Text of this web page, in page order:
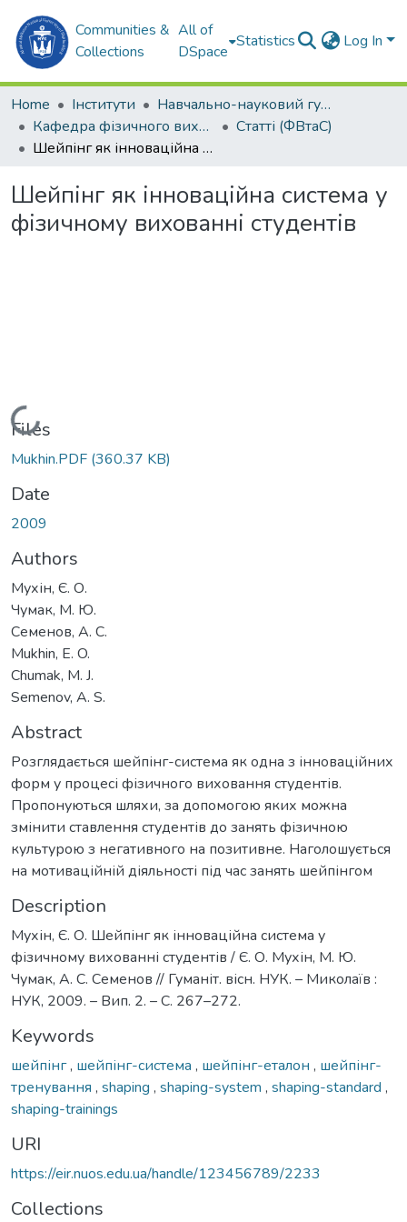
Communities &
Collections
All of
DSpace
Statistics Log In
Home Інститути
Навчально-науковий гуманітарний інститут (ННГІ)
Кафедра фізичного виховання та спорту (ФВтаС)
Статті (ФВтаС)
Шейпінг як інноваційна система у фізичному вихованні студентів
Шейпінг як інноваційна система у
фізичному вихованні студентів
Loading...
Files
Mukhin.PDF (360.37 KB)
Date
2009
Authors
Мухін, Є. О.
Чумак, М. Ю.
Семенов, А. С.
Mukhin, E. O.
Chumak, M. J.
Semenov, A. S.
Abstract
Розглядається шейпінг-система як одна з інноваційних
форм у процесі фізичного виховання студентів.
Пропонуються шляхи, за допомогою яких можна
змінити ставлення студентів до занять фізичною
культурою з негативного на позитивне. Наголошується
на мотиваційній діяльності під час занять шейпінгом
Description
Мухін, Є. О. Шейпінг як інноваційна система у
фізичному вихованні студентів / Є. О. Мухін, М. Ю.
Чумак, А. С. Семенов // Гуманіт. вісн. НУК. – Миколаїв :
НУК, 2009. – Вип. 2. – С. 267–272.
Keywords
шейпінг, шейпінг-система , шейпінг-еталон , шейпінг-
тренування , shaping , shaping-system , shaping-standard ,
shaping-trainings
URI
https://eir.nuos.edu.ua/handle/123456789/2233
Collections